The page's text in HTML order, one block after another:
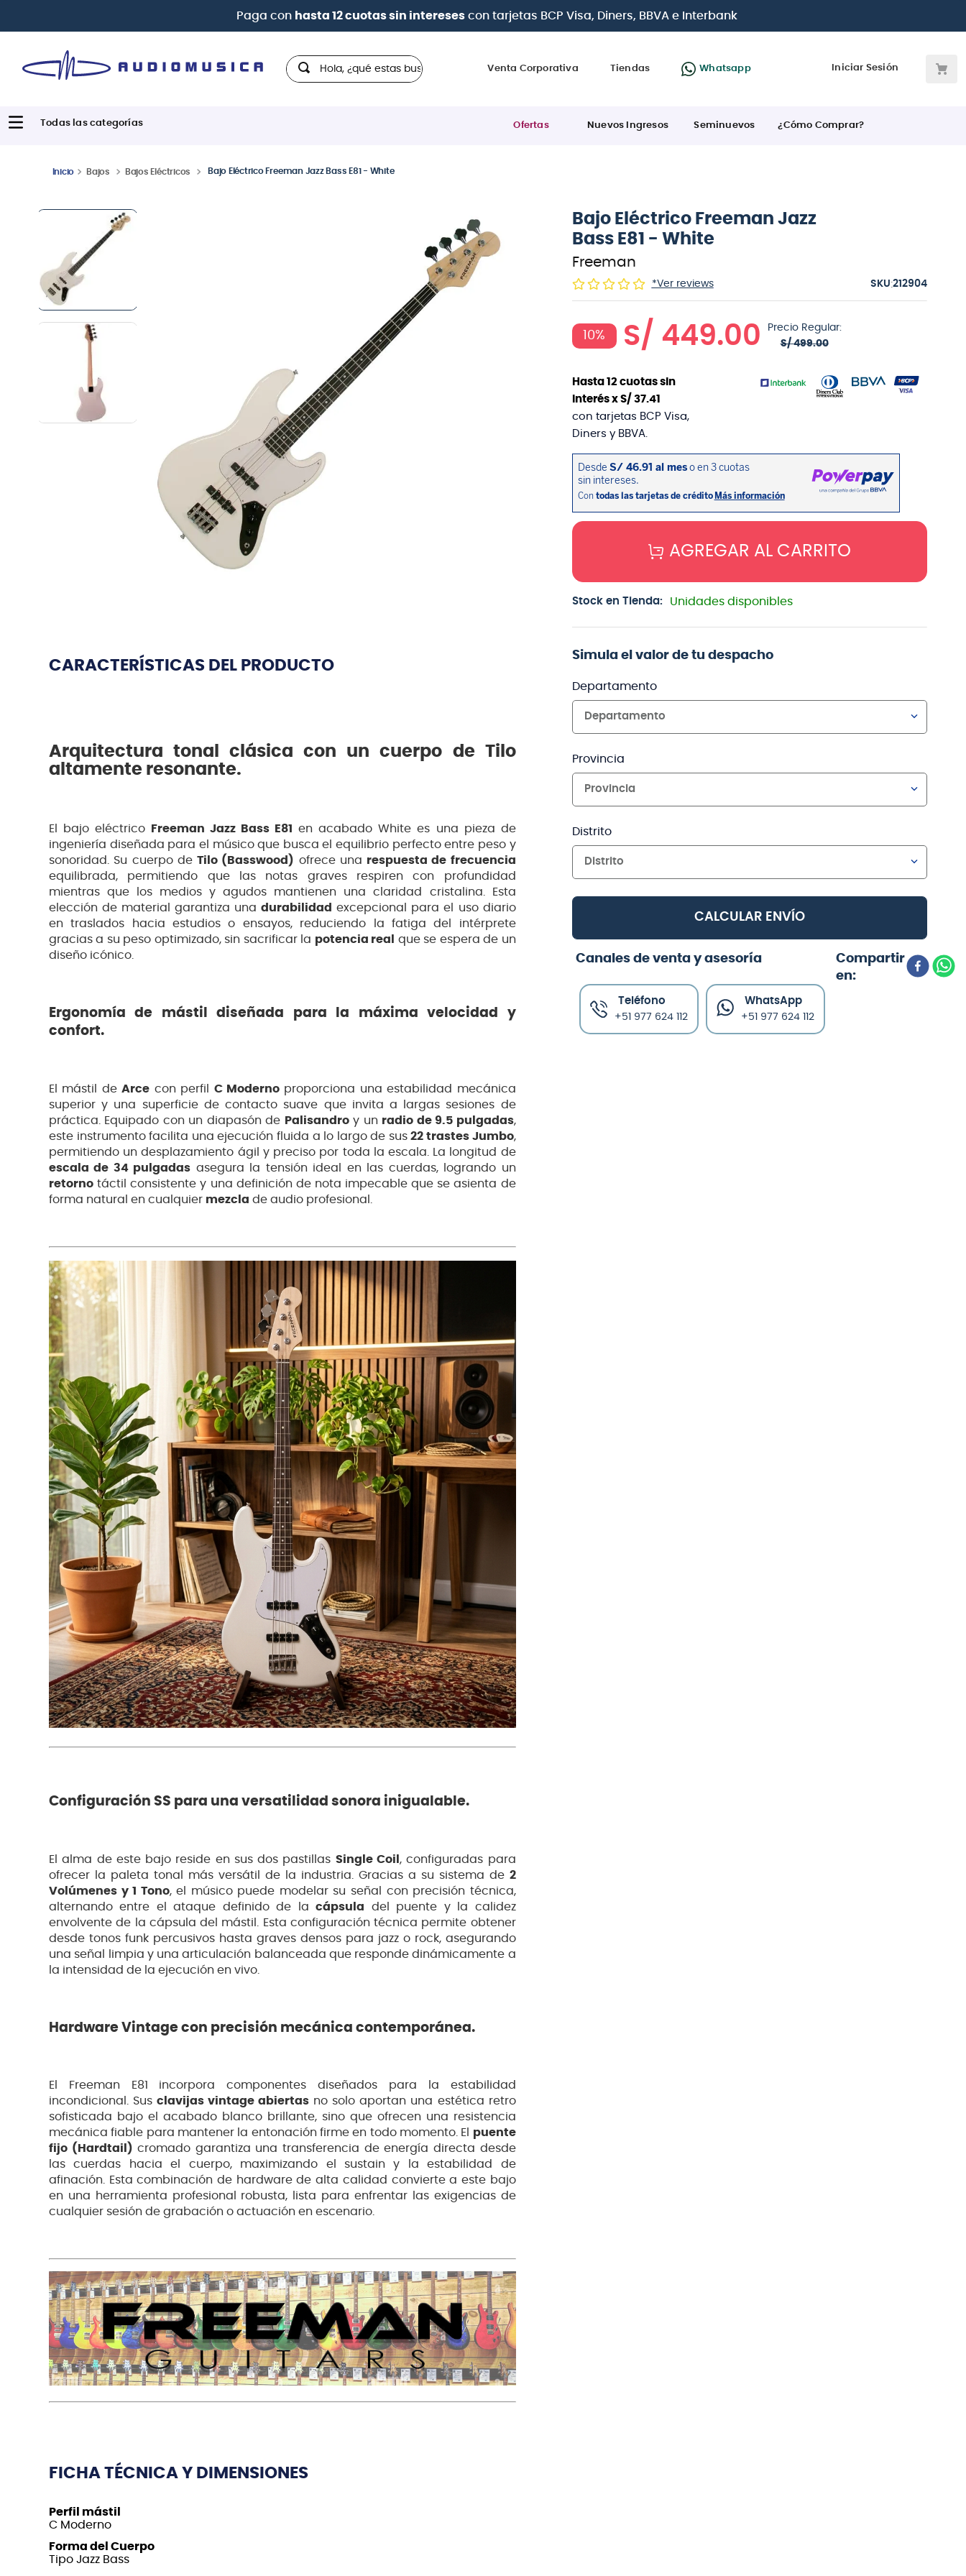
| Paga en cuotasdesde 0% de interés con todas las tarjetas de crédito
Hola, ¿qué estas buscando?
Venta Corporativa Tiendas Whatsapp Iniciar Sesión
Ofertas Nuevos Ingresos Seminuevos ¿Cómo Comprar?
Bajos Bajos Eléctricos Bajo Eléctrico Freeman Jazz Bass E81 - White
CARACTERÍSTICAS DEL PRODUCTO
Arquitectura tonal clásica con un cuerpo de Tilo
altamente resonante.
El bajo eléctrico Freeman Jazz Bass E81
en acabado White es una pieza de
ingeniería diseñada para el músico que busca el equilibrio perfecto entre peso y
sonoridad. Su cuerpo deTilo (Basswood) ofrece una respuesta de frecuencia
equilibrada, permitiendo que las notas graves respiren con profundidad
mientras que los medios y agudos mantienen una claridad cristalina. Esta
elección de material garantiza unadurabilidad excepcional para el uso diario
en traslados hacia estudios o ensayos, reduciendo la fatiga del intérprete
gracias a su peso optimizado, sin sacrificar la potencia real
que se espera de un
diseño icónico.
Ergonomía de mástil diseñada para la máxima velocidad y
confort.
El mástil deArce con perfil C Modernoproporciona una estabilidad mecánica
superior y una superficie de contacto suave que invita a largas sesiones de
práctica. Equipado con un diapasón de Palisandroy un radio de 9.5 pulgadas,
este instrumento facilita una ejecución fluida a lo largo de sus22 trastes Jumbo,
permitiendo un desplazamiento ágil y preciso por toda la escala. La longitud de
escala de 34 pulgadas asegura la tensión ideal en las cuerdas, logrando un
retorno táctil consistente y una definición de nota impecable que se asienta de
forma natural en cualquier mezcla de audio profesional.
Configuración SS para una versatilidad sonora inigualable.
El alma de este bajo reside en sus dos pastillas Single Coil , configuradas para
ofrecer la paleta tonal más versátil de la industria. Gracias a su sistema de 2
Volúmenes y 1 Tono, el músico puede modelar su señal con precisión técnica,
alternando entre el ataque definido de lacápsula del puente y la calidez
envolvente de la cápsula del mástil. Esta configuración técnica permite obtener
desde tonos funk percusivos hasta graves densos para jazz o rock, asegurando
una señal limpia y una articulación balanceada que responde dinámicamente a
la intensidad de la ejecución en vivo.
Hardware Vintage con precisión mecánica contemporánea.
El Freeman E81 incorpora componentes diseñados para la estabilidad
incondicional. Susclavijas vintage abiertas no solo aportan una estética retro
sofisticada bajo el acabado blanco brillante, sino que ofrecen una resistencia
mecánica fiable para mantener la entonación firme en todo momento. El puente
fijo (Hardtail) cromado garantiza una transferencia de energía directa desde
las cuerdas hacia el cuerpo, maximizando el sustain y la estabilidad de
afinación. Esta combinación de hardware de alta calidad convierte a este bajo
en una herramienta profesional robusta, lista para enfrentar las exigencias de
cualquier sesión de grabación o actuación en escenario.
FICHA TÉCNICA Y DIMENSIONES
Perfil mástil
C Moderno
Forma del Cuerpo
Tipo Jazz Bass
Bajo Eléctrico Freeman Jazz
Bass E81 - White
Freeman
*Ver reviews :212904
10% S/ 449.00
Precio Regular:
S/ 499.00
Hasta 12cuotas sin
interés x S/ 37.41
con tarjetas BCP Visa,
Diners y BBVA.
AGREGAR AL CARRITO
Stock en Tienda: Unidades disponibles
Simula el valor de tu despacho
Departamento
Departamento
Provincia
Provincia
Distrito
Distrito
CALCULAR ENVÍO
Canales de venta y asesoría
Teléfono
+51 977 624 112
WhatsApp
+51 977 624 112